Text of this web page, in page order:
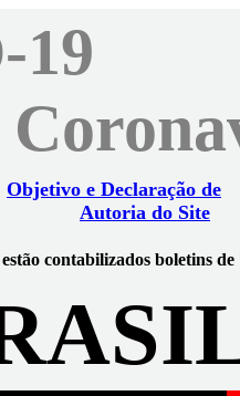
19
Objetivo e Declaração de
Autoria do Site
contabilizados boletins de